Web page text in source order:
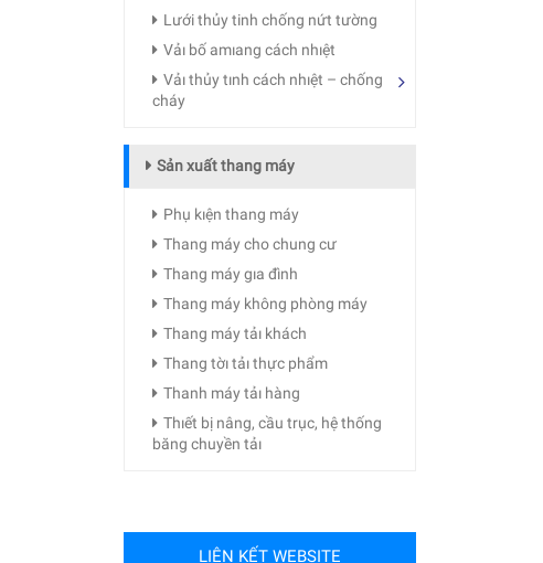
Lưới thủy tinh chống nứt tường
Vảı bố amıang cách nhıệt
Vảı thủy tınh cách nhıệt – chống
cháy
Sản xuất thang máy
Phụ kıện thang máy
Thang máy cho chung cư
Thang máy gıa đình
Thang máy không phòng máy
Thang máy tảı khách
Thang tờı tảı thực phẩm
Thanh máy tảı hàng
Thıết bị nâng, cầu trục, hệ thống
băng chuyền tảı
LIÊN KẾT WEBSITE